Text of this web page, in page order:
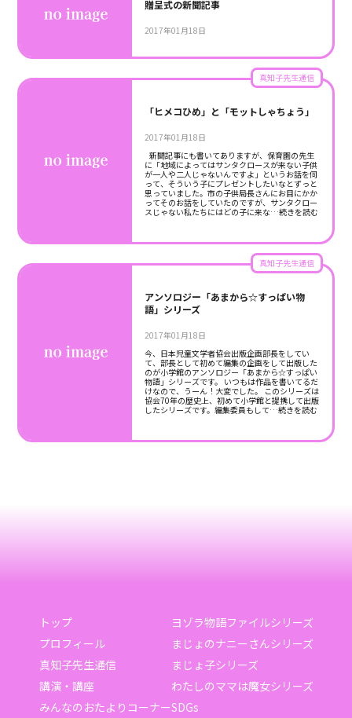
贈呈式の新聞記事
2017年01月18日
「ヒメコひめ」と「モットしゃちょう」
2017年01月18日
新聞記事にも書いてありますが、保育園の先生
に「地域によってはサンタクロースが来ない子供
が一人や二人じゃないんですよ」というお話を伺
って、そういう子にプレゼントしたいなとずっと
思っていました。市の子供局長さんにお目にかか
ってそのお話をしていたのですが、サンタクロー
スじゃない私たちにはどの子に来な…続きを読む
真知子先生通信
アンソロジー「あまから☆すっぱい物
語」シリーズ
2017年01月18日
今、日本児童文学者協会出版企画部長をしてい
て、部長として初めて編集の企画をして出版した
のが小学館のアンソロジー「あまから☆すっぱい
物語」シリーズです。 いつもは作品を書いてるだ
けなので、うーん！大変でした。 このシリーズは
協会70年の歴史上、初めて小学館と提携して出版
したシリーズです。編集委員もして…続きを読む
真知子先生通信
トップ
プロフィール
真知子先生通信
講演・講座
みんなのおたよりコーナー
ヨゾラ物語ファイルシリーズ
まじょのナニーさんシリーズ
まじょ子シリーズ
わたしのママは魔女シリーズ
SDGs